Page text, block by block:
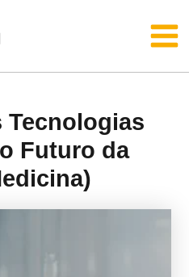
Tecnologias
Futuro da